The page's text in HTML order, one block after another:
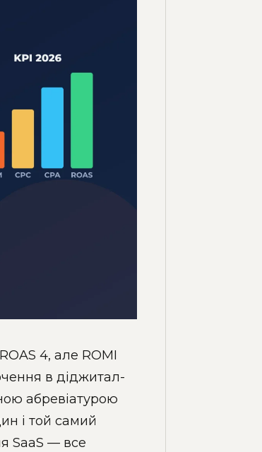
4, але ROMI
в діджитал-
абревіатурою
і той самий
SaaS — все